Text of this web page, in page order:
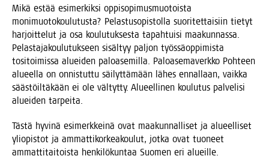
Mikä estää esi­mer­kik­si oppi­so­pi­mus­muo­tois­ta
moni­muo­to­kou­lu­tus­ta? Pelas­tus­opis­tol­la suo­ri­tet­tai­siin tie­tyt
har­joit­te­lut ja osa kou­lu­tuk­ses­ta tapah­tui­si maa­kun­nas­sa.
Pelas­ta­ja­kou­lu­tuk­seen sisäl­tyy pal­jon työs­sä­op­pi­mis­ta
tosi­toi­mis­sa aluei­den paloa­se­mil­la. Paloa­se­ma­verk­ko Poh­teen
alu­eel­la on onnis­tut­tu säi­lyt­tä­mään lähes ennal­laan, vaik­ka
sääs­töil­tä­kään ei ole väl­tyt­ty. Alu­eel­li­nen kou­lu­tus pal­ve­li­si
aluei­den tarpeita.
Täs­tä hyvi­nä esi­merk­kei­nä ovat maa­kun­nal­li­set ja alu­eel­li­set
yli­opis­tot ja ammat­ti­kor­kea­kou­lut, jot­ka ovat tuo­neet
ammat­ti­tai­tois­ta hen­ki­lö­kun­taa Suo­men eri alueil­le.